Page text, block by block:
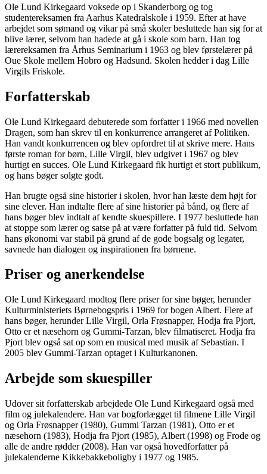
Ole Lund Kirkegaard voksede op i Skanderborg og tog
studentereksamen fra Aarhus Katedralskole i 1959. Efter at have
arbejdet som sømand og vikar på små skoler besluttede han sig for at
blive lærer, selvom han hadede at gå i skole som barn. Han tog
lærereksamen fra Århus Seminarium i 1963 og blev førstelærer på
Oue Skole mellem Hobro og Hadsund. Skolen hedder i dag Lille
Virgils Friskole.
Forfatterskab
Ole Lund Kirkegaard debuterede som forfatter i 1966 med novellen
Dragen, som han skrev til en konkurrence arrangeret af Politiken.
Han vandt konkurrencen og blev opfordret til at skrive mere. Hans
første roman for børn, Lille Virgil, blev udgivet i 1967 og blev
hurtigt en succes. Ole Lund Kirkegaard fik hurtigt et stort publikum,
og hans bøger solgte godt.
Han brugte også sine historier i skolen, hvor han læste dem højt for
sine elever. Han indtalte flere af sine historier på bånd, og flere af
hans bøger blev indtalt af kendte skuespillere. I 1977 besluttede han
at stoppe som lærer og satse på at være forfatter på fuld tid. Selvom
hans økonomi var stabil på grund af de gode bogsalg og legater,
savnede han dialogen og inspirationen fra børnene.
Priser og anerkendelse
Ole Lund Kirkegaard modtog flere priser for sine bøger, herunder
Kulturministeriets Børnebogspris i 1969 for bogen Albert. Flere af
hans bøger, herunder Lille Virgil, Orla Frøsnapper, Hodja fra Pjort,
Otto er et næsehorn og Gummi-Tarzan, blev filmatiseret. Hodja fra
Pjort blev også sat op som en musical med musik af Sebastian. I
2005 blev Gummi-Tarzan optaget i Kulturkanonen.
Arbejde som skuespiller
Udover sit forfatterskab arbejdede Ole Lund Kirkegaard også med
film og julekalendere. Han var bogforlægget til filmene Lille Virgil
og Orla Frøsnapper (1980), Gummi Tarzan (1981), Otto er et
næsehorn (1983), Hodja fra Pjort (1985), Albert (1998) og Frode og
alle de andre rødder (2008). Han var også hovedforfatter på
julekalenderne Kikkebakkeboligby i 1977 og 1985.